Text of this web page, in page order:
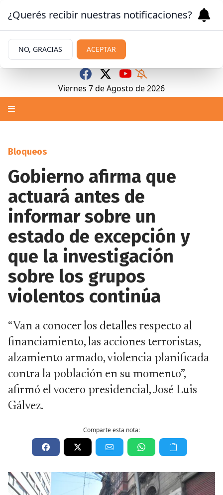
Viernes 7deAgosto de 2026
Bloqueos
Gobierno afirma que
actuará antes de
informar sobre un
estado de excepción y
que la investigación
sobre los grupos
violentos continúa
“Van a conocer los detalles respecto al
financiamiento, las acciones terroristas,
alzamiento armado, violencia planificada
contra la población en su momento”,
afirmó el vocero presidencial, José Luis
Gálvez.
Comparte esta nota:
¿Querés recibir nuestras notificaciones?
NO, GRACIAS ACEPTAR